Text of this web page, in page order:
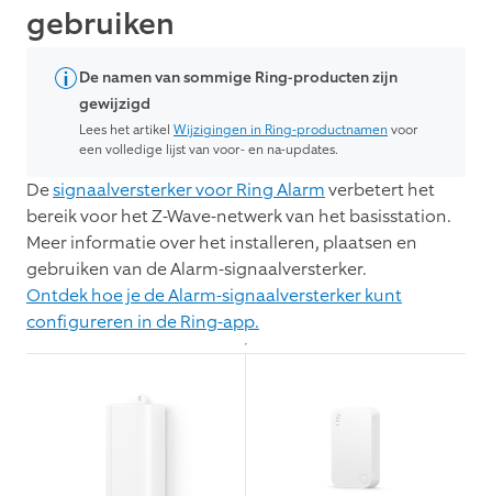
gebruiken
De namen van sommige Ring-producten zijn
gewijzigd
Lees het artikel Wijzigingen in Ring-productnamen voor
een volledige lijst van voor- en na-updates.
Designaalversterker voor Ring Alarmverbetert het
bereik voor het Z-Wave-netwerk van het basisstation.
Meer informatie over het installeren, plaatsen en
gebruiken van de Alarm-signaalversterker.
Ontdek hoe je de Alarm-signaalversterker kunt
configureren in de Ring-app.